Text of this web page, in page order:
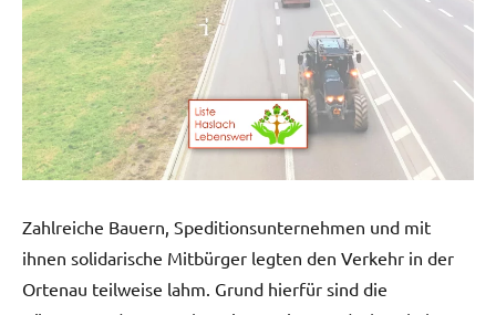
Zahlreiche Bauern, Speditionsunternehmen und mit
ihnen solidarische Mitbürger legten den Verkehr in der
Ortenau teilweise lahm. Grund hierfür sind die